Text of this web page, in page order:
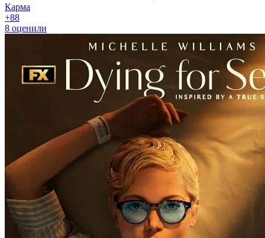
Карма
+88
8 оценили